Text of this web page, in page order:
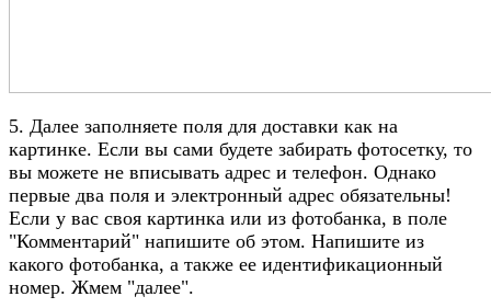
5. Далее заполняете поля для доставки как на
картинке. Если вы сами будете забирать фотосетку, то
вы можете не вписывать адрес и телефон. Однако
первые два поля и электронный адрес обязательны!
Если у вас своя картинка или из фотобанка, в поле
"Комментарий" напишите об этом. Напишите из
какого фотобанка, а также ее идентификационный
номер. Жмем "далее".